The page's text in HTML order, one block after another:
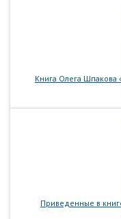
Книга Олега Шпакова
Приведенные в